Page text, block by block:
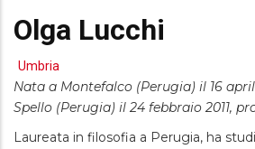
Olga Lucchi
Umbria
Nata a Montefalco (Perugia) il 16
Spello (Perugia) il 24 febbraio 2011,
Laureata in filosofia a Perugia, ha